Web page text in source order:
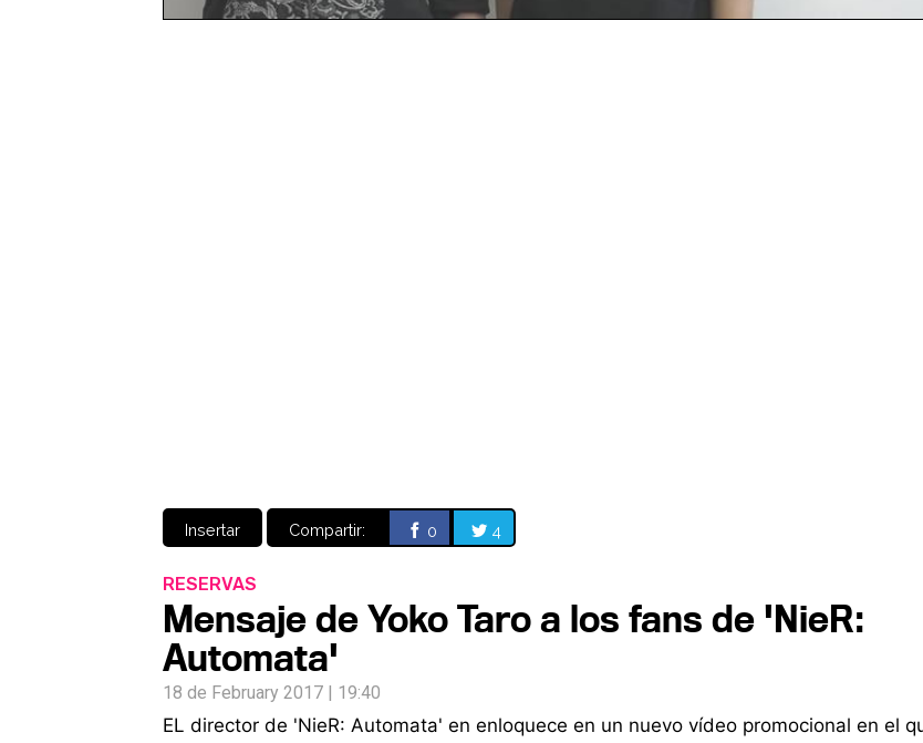
Insertar Compartir: 0 4
RESERVAS
Mensaje de Yoko Taro a los fans de 'NieR:
Automata'
18 de February 2017 | 19:40
EL director de 'NieR: Automata' en enloquece en un nuevo vídeo promocional en el